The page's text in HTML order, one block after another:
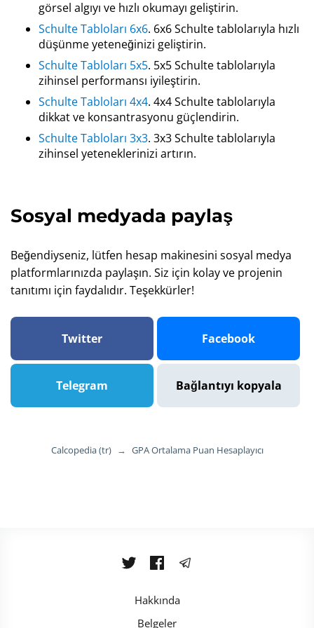
görsel algıyı ve hızlı okumayı geliştirin.
Schulte Tabloları 6x6. 6x6 Schulte tablolarıyla hızlı
düşünme yeteneğinizi geliştirin.
Schulte Tabloları 5x5. 5x5 Schulte tablolarıyla
zihinsel performansı iyileştirin.
Schulte Tabloları 4x4. 4x4 Schulte tablolarıyla
dikkat ve konsantrasyonu güçlendirin.
Schulte Tabloları 3x3. 3x3 Schulte tablolarıyla
zihinsel yeteneklerinizi artırın.
Sosyal medyada paylaş
Beğendiyseniz, lütfen hesap makinesini sosyal medya
platformlarınızda paylaşın. Siz için kolay ve projenin
tanıtımı için faydalıdır. Teşekkürler!
Twitter Facebook
Telegram Bağlantıyı kopyala
Calcopedia (tr) → GPA Ortalama Puan Hesaplayıcı
Hakkında
Belgeler